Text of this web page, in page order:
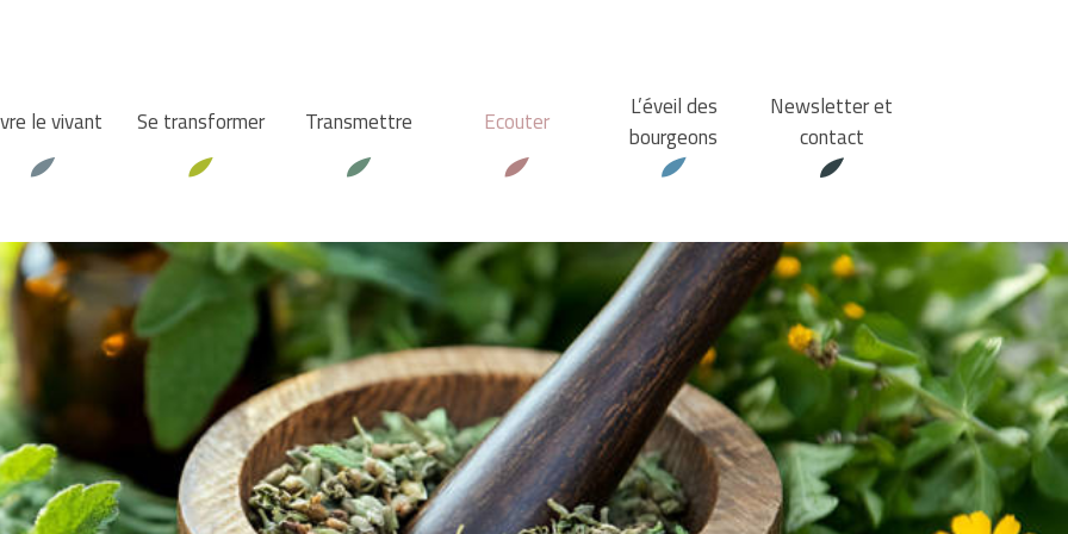
le vivant Se transformer Transmettre Ecouter
L’éveil des
bourgeons
Newsletter et
contact